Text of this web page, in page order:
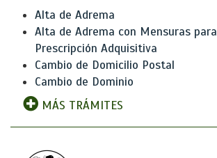
Alta de Adrema
Alta de Adrema con Mensuras para
Prescripción Adquisitiva
Cambio de Domicilio Postal
Cambio de Dominio
MÁS TRÁMITES